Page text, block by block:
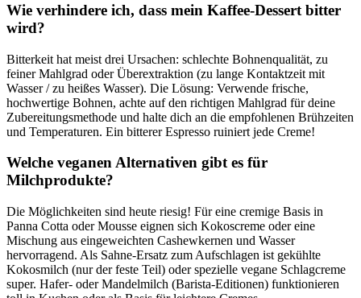
Wie verhindere ich, dass mein Kaffee-Dessert bitter
wird?
Bitterkeit hat meist drei Ursachen: schlechte Bohnenqualität, zu
feiner Mahlgrad oder Überextraktion (zu lange Kontaktzeit mit
Wasser / zu heißes Wasser). Die Lösung: Verwende frische,
hochwertige Bohnen, achte auf den richtigen Mahlgrad für deine
Zubereitungsmethode und halte dich an die empfohlenen Brühzeiten
und Temperaturen. Ein bitterer Espresso ruiniert jede Creme!
Welche veganen Alternativen gibt es für
Milchprodukte?
Die Möglichkeiten sind heute riesig! Für eine cremige Basis in
Panna Cotta oder Mousse eignen sich Kokoscreme oder eine
Mischung aus eingeweichten Cashewkernen und Wasser
hervorragend. Als Sahne-Ersatz zum Aufschlagen ist gekühlte
Kokosmilch (nur der feste Teil) oder spezielle vegane Schlagcreme
super. Hafer- oder Mandelmilch (Barista-Editionen) funktionieren